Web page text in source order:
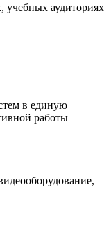
учебных аудиториях
в единую
работы